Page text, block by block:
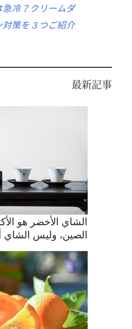
急冷？クリームダ
対策を３つご紹介
最新記事
الشاي الأخضر هو
الصين، وليس الشاي